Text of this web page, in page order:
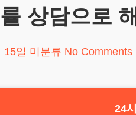
상담으로
15일 미분류 No Comments
24